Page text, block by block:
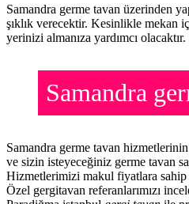
Samandra germe tavan üzerinden
şıklık verecektir. Kesinlikle mekan
yerinizi almanıza yardımcı olacaktır.
Samandra
Samandra germe tavan
ve sizin isteyeceğiniz germe tavan
Hizmetlerimizi makul fiyatlara sahip
Özel gergitavan referanlarımızı